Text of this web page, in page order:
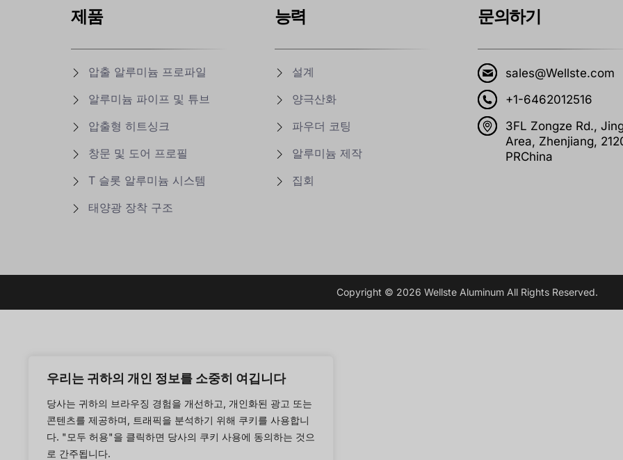
우리는 귀하의 개인 정보를 소중히 여깁니다
당사는 귀하의 브라우징 경험을 개선하고, 개인화된 광고 또는
콘텐츠를 제공하며, 트래픽을 분석하기 위해 쿠키를 사용합니
다. "모두 허용"을 클릭하면 당사의 쿠키 사용에 동의하는 것으
로 간주됩니다.
제품
압출 알루미늄 프로파일
알루미늄 파이프 및 튜브
압출형 히트싱크
창문 및 도어 프로필
T 슬롯 알루미늄 시스템
태양광 장착 구조
능력
설계
양극산화
파우더 코팅
알루미늄 제작
집회
문의하기
sales@Wellste.com
+1-6462012516
3FL Zongze Rd.,
Area, Zhenjiang,
PRChina
Copyright © 2026 Wellste Aluminum All Rights Reserved.